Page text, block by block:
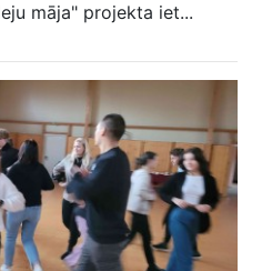
māja" projekta iet...